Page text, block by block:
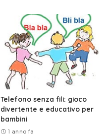
Telefono senza fili: gioco
divertente e educativo per
bambini
1 anno fa